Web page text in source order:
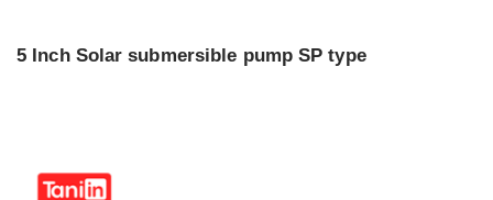
5 Inch Solar submersible pump SP type